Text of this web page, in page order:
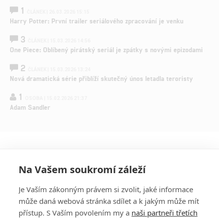
1
Harry Potter: První trailer seriálového zpracování je venku
3
One Piece: Oblíbený pirátský seriál je zpátky s novými epizodami
2
Nová dramatická série přiblíží skutečný únos letadla teroristy
1
Adam Sandler
Na Vašem soukromí záleží
Je Vaším zákonným právem si zvolit, jaké informace
může daná webová stránka sdílet a k jakým může mít
přístup. S Vaším povolením my a naši partneři třetích